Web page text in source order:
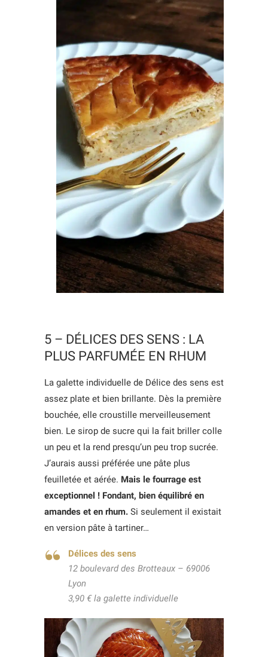
5 – DÉLICES DES SENS : LA
PLUS PARFUMÉE EN RHUM
La galette individuelle de Délice des sens est
assez plate et bien brillante. Dès la première
bouchée, elle croustille merveilleusement
bien. Le sirop de sucre qui la fait briller colle
un peu et la rend presqu’un peu trop sucrée.
J’aurais aussi préférée une pâte plus
feuilletée et aérée. Mais le fourrage est
exceptionnel ! Fondant, bien équilibré en
amandes et en rhum. Si seulement il existait
en version pâte à tartiner…
Délices des sens
12 boulevard des Brotteaux – 69006
Lyon
3,90 € la galette individuelle